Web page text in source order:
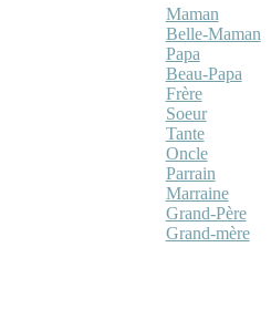
Maman
Belle-Maman
Papa
Beau-Papa
Frère
Soeur
Tante
Oncle
Parrain
Marraine
Grand-Père
Grand-mère